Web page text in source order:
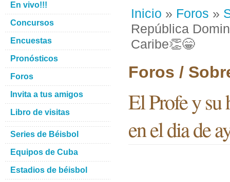
Inicio » Foros »
República
Caribe👏😁
Foros /
El Profe y su
en el dia de
En vivo!!!
Concursos
Encuestas
Pronósticos
Foros
Invita a tus amigos
Libro de visitas
Series de Béisbol
Equipos de Cuba
Estadios de béisbol